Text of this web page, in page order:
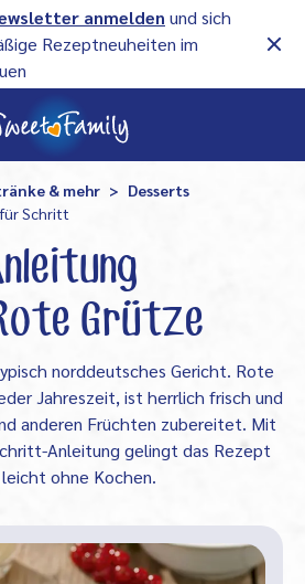
anmelden und sich
Rezeptneuheiten im
& mehr
Desserts
Schritt
Grütze
norddeutsches Gericht. Rote
Jahreszeit, ist herrlich frisch und
anderen Früchten zubereitet. Mit
Anleitung gelingt das Rezept
ohne Kochen.